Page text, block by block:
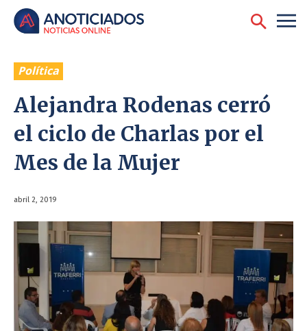
Política
Alejandra Rodenas cerró
el ciclo de Charlas por el
Mes de la Mujer
abril 2, 2019